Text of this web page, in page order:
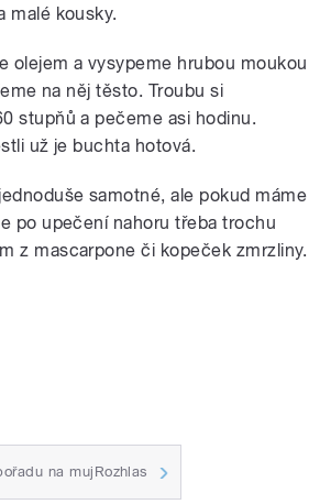
malé kousky.
olejem a vysypeme hrubou moukou
na něj těsto. Troubu si
stupňů a pečeme asi hodinu.
už je buchta hotová.
samotné, ale pokud máme
po upečení nahoru třeba trochu
z mascarpone či kopeček zmrzliny.
na mujRozhlas